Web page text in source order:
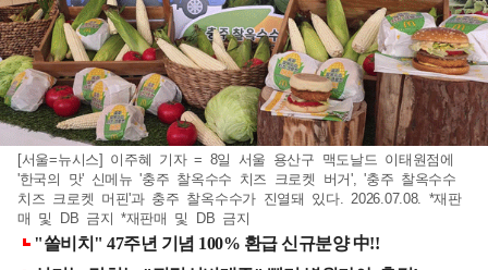
[서울=뉴시스] 이주혜 기자 = 8일 서울 용산구 맥도날드 이태원점에
'한국의 맛' 신메뉴 '충주 찰옥수수 치즈 크로켓 버거', '충주 찰옥수수
치즈 크로켓 머핀'과 충주 찰옥수수가 진열돼 있다. 2026.07.08. *재판
매 및 DB 금지 *재판매 및 DB 금지